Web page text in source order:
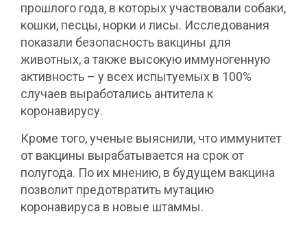
прошлого года, в которых участвовали собаки,
кошки, песцы, норки и лисы. Исследования
показали безопасность вакцины для
животных, а также высокую иммуногенную
активность – у всех испытуемых в 100%
случаев выработались антитела к
коронавирусу.
Кроме того, ученые выяснили, что иммунитет
от вакцины вырабатывается на срок от
полугода. По их мнению, в будущем вакцина
позволит предотвратить мутацию
коронавируса в новые штаммы.